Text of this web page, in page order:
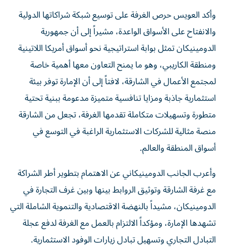
وأكد العويس حرص الغرفة على توسيع شبكة شراكاتها الدولية
والانفتاح على الأسواق الواعدة، مشيراً إلى أن جمهورية
الدومينيكان تمثل بوابة استراتيجية نحو أسواق أمريكا اللاتينية
ومنطقة الكاريبي، وهو ما يمنح التعاون معها أهمية خاصة
لمجتمع الأعمال في الشارقة، لافتاً إلى أن الإمارة توفر بيئة
استثمارية جاذبة ومزايا تنافسية متميزة مدعومة ببنية تحتية
متطورة وتسهيلات متكاملة تقدمها الغرفة، تجعل من الشارقة
منصة مثالية للشركات الاستثمارية الراغبة في التوسع في
أسواق المنطقة والعالم.
وأعرب الجانب الدومينيكاني عن الاهتمام بتطوير أطر الشراكة
مع غرفة الشارقة وتوثيق الروابط بينها وبين غرف التجارة في
الدومينيكان، مشيداً بالنهضة الاقتصادية والتنموية الشاملة التي
تشهدها الإمارة، ومؤكداً الالتزام بالعمل مع الغرفة لدفع عجلة
التبادل التجاري وتسهيل تبادل زيارات الوفود الاستثمارية.